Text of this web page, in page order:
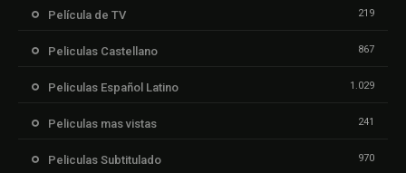
Película de TV 219
Peliculas Castellano 867
Peliculas Español Latino 1.029
Peliculas mas vistas 241
Peliculas Subtitulado 970